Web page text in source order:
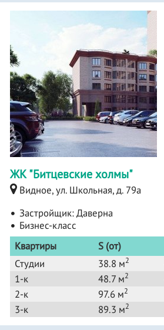
ЖК "Битцевские холмы"
Видное, ул. Школьная, д. 79а
Застройщик:Даверна
Бизнес-класс
Квартиры
S (от)
Студии
38.8 м2
1-к 48.7 м2
2-к 97.6 м2
3-к 89.3 м2